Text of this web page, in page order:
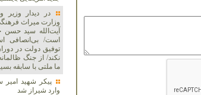
در دیدار وزیر
وزارت‌ میراث
آیت‌الله سید حسن
است/
توفیق دولت‌ در
نکند/ از جنگ
ما ملتی با سابقه
پیکر شهید
وارد شیراز شد